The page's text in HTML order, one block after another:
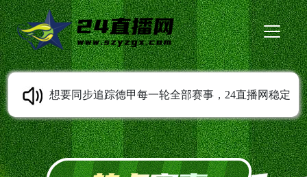
想要同步追踪德甲每一轮全部赛事，24直播网稳定
提供德甲直播服务。免费无插件高清直播随时可以